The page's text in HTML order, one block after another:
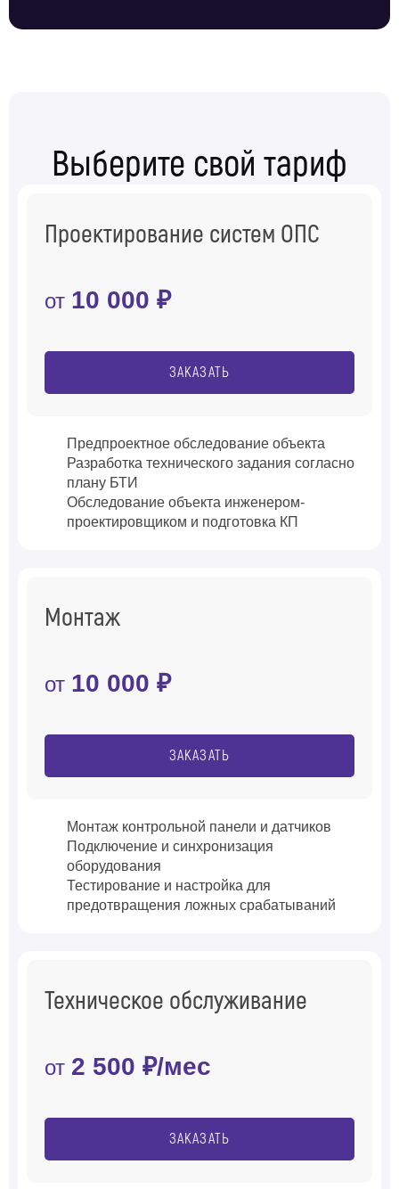
Выберите свой тариф
Проектирование систем ОПС
от 10 000 ₽
ЗАКАЗАТЬ
Предпроектное обследование объекта
Разработка технического задания согласно
плану БТИ
Обследование объекта инженером-
проектировщиком и подготовка КП
Монтаж
от 10 000 ₽
ЗАКАЗАТЬ
Монтаж контрольной панели и датчиков
Подключение и синхронизация
оборудования
Тестирование и настройка для
предотвращения ложных срабатываний
Техническое обслуживание
от 2 500 ₽/мес
ЗАКАЗАТЬ